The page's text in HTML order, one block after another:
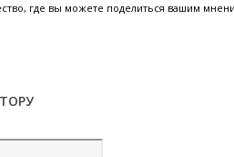
где вы можете поделиться вашим